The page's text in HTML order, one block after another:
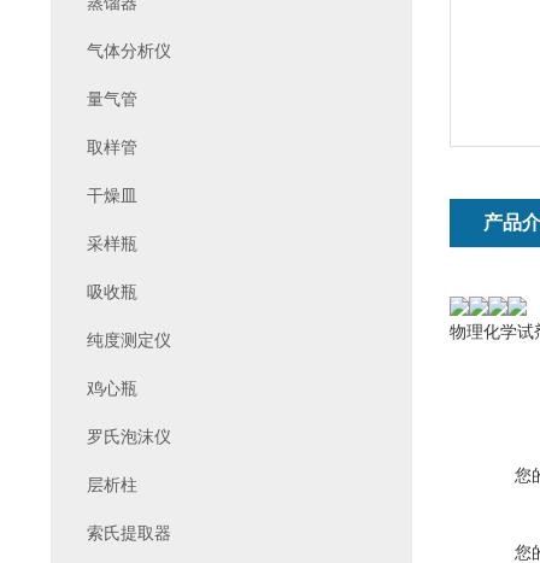
产品
物理化学试
您
您
气体分析仪
量气管
取样管
干燥皿
采样瓶
吸收瓶
纯度测定仪
鸡心瓶
罗氏泡沫仪
层析柱
索氏提取器